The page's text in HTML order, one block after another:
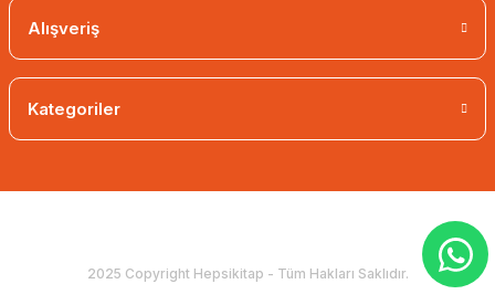
Alışveriş
Kategoriler
2025 Copyright Hepsikitap - Tüm Hakları Saklıdır.